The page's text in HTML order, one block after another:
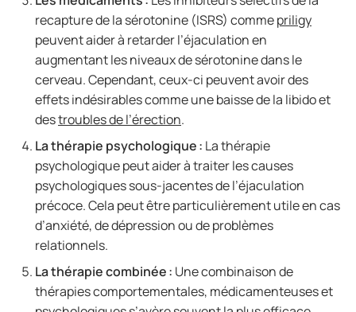
recapture de la sérotonine (ISRS) commepriligy
peuvent aider à retarder l’éjaculation en
augmentant les niveaux de sérotonine dans le
cerveau. Cependant, ceux-ci peuvent avoir des
effets indésirables comme une baisse de la libido et
destroubles de l’érection.
La thérapie psychologique : La thérapie
psychologique peut aider à traiter les causes
psychologiques sous-jacentes de l’éjaculation
précoce. Cela peut être particulièrement utile en cas
d’anxiété, de dépression ou de problèmes
relationnels.
La thérapie combinée : Une combinaison de
thérapies comportementales, médicamenteuses et